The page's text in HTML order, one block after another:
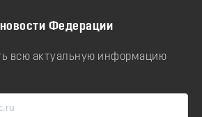
Федерации
всю актуальную информацию